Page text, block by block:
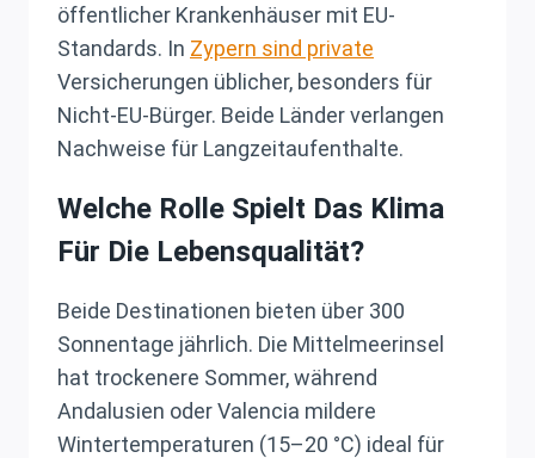
öffentlicher Krankenhäuser mit EU-
Standards. In Zypern sind private
Versicherungen üblicher, besonders für
Nicht-EU-Bürger. Beide Länder verlangen
Nachweise für Langzeitaufenthalte.
Welche Rolle Spielt Das Klima
Für Die Lebensqualität?
Beide Destinationen bieten über 300
Sonnentage jährlich. Die Mittelmeerinsel
hat trockenere Sommer, während
Andalusien oder Valencia mildere
Wintertemperaturen (15–20 °C) ideal für